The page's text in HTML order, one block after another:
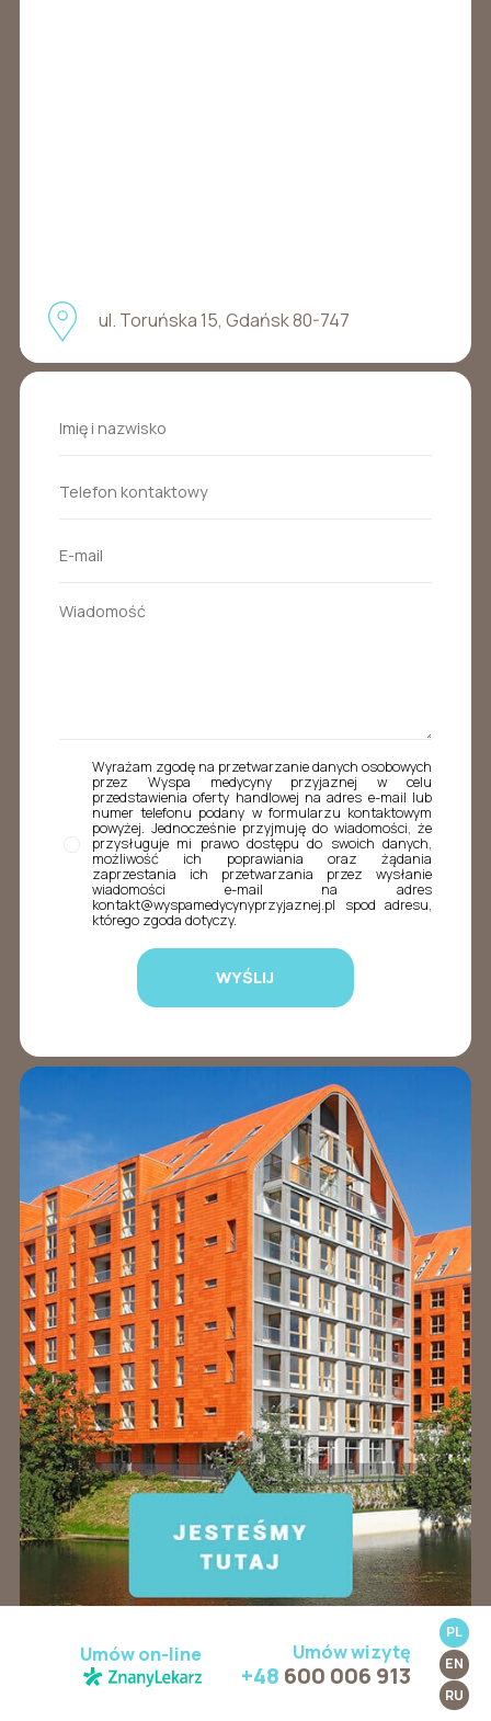
Umów on-line Umów wizytę
+48 600 006 913
PL
EN
RU
ul. Toruńska 15, Gdańsk 80-747
Wyrażam zgodę na przetwarzanie danych osobowych
przez Wyspa medycyny przyjaznej w celu
przedstawienia oferty handlowej na adres e-mail lub
numer telefonu podany w formularzu kontaktowym
powyżej. Jednocześnie przyjmuję do wiadomości, że
przysługuje mi prawo dostępu do swoich danych,
możliwość ich poprawiania oraz żądania
zaprzestania ich przetwarzania przez wysłanie
wiadomości e-mail na adres
kontakt@wyspamedycynyprzyjaznej.pl spod adresu,
którego zgoda dotyczy.